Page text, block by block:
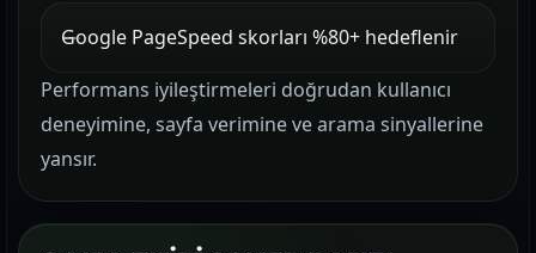
Google PageSpeed skorları %80+ hedeflenir
Performans iyileştirmeleri doğrudan kullanıcı
deneyimine, sayfa verimine ve arama sinyallerine
yansır.